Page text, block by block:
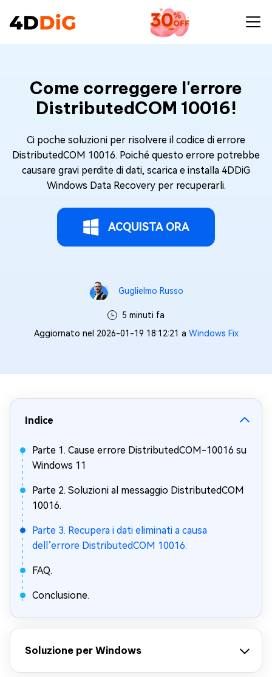
Come correggere l'errore
DistributedCOM 10016!
Ci poche soluzioni per risolvere il codice di errore
DistributedCOM 10016. Poiché questo errore potrebbe
causare gravi perdite di dati, scarica e installa 4DDiG
Windows Data Recovery per recuperarli.
ACQUISTA ORA
Guglielmo Russo
5 minuti fa
Aggiornato nel 2026-01-19 18:12:21 a Windows Fix
Indice
Parte 1. Cause errore DistributedCOM-10016 su
Windows 11
Parte 2. Soluzioni al messaggio DistributedCOM
10016.
Parte 3. Recupera i dati eliminati a causa
dell’errore DistributedCOM 10016.
FAQ.
Conclusione.
Soluzione per Windows